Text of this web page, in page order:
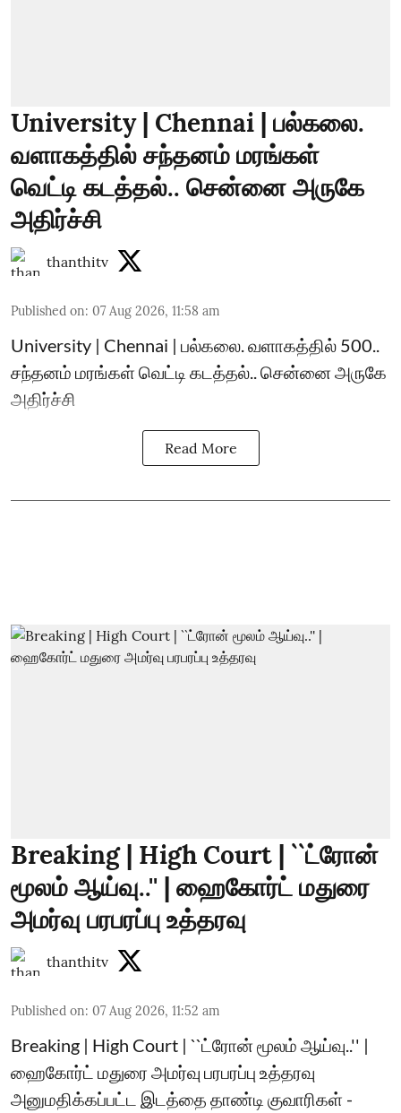
University | Chennai | பல்கலை.
வளாகத்தில் சந்தனம் மரங்கள்
வெட்டி கடத்தல்.. சென்னை அருகே
அதிர்ச்சி
thanthitv
Published on: 07 Aug 2026, 11:58 am
University | Chennai | பல்கலை. வளாகத்தில் 500..
சந்தனம் மரங்கள் வெட்டி கடத்தல்.. சென்னை அருகே
அதிர்ச்சி
Read More
Breaking | High Court | ``ட்ரோன்
மூலம் ஆய்வு..'' | ஹைகோர்ட் மதுரை
அமர்வு பரபரப்பு உத்தரவு
thanthitv
Published on: 07 Aug 2026, 11:52 am
Breaking | High Court | ``ட்ரோன் மூலம் ஆய்வு..'' |
ஹைகோர்ட் மதுரை அமர்வு பரபரப்பு உத்தரவு
அனுமதிக்கப்பட்ட இடத்தை தாண்டி குவாரிகள் -